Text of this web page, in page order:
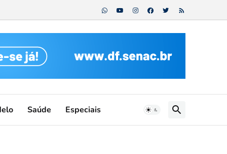
Saúde Especiais